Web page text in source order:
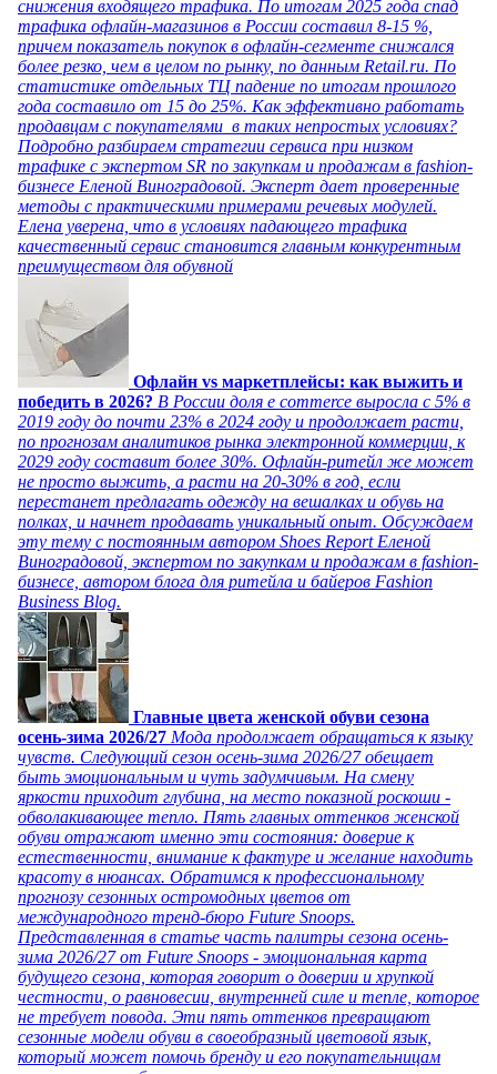
снижения входящего трафика. По итогам 2025 года спад
трафика офлайн-магазинов в России составил 8-15 %,
причем показатель покупок в офлайн-сегменте снижался
более резко, чем в целом по рынку, по данным Retail.ru. По
статистике отдельных ТЦ падение по итогам прошлого
года составило от 15 до 25%. Как эффективно работать
продавцам с покупателями в таких непростых условиях?
Подробно разбираем стратегии сервиса при низком
трафике с экспертом SR по закупкам и продажам в fashion-
бизнесе Еленой Виноградовой. Эксперт дает проверенные
методы с практическими примерами речевых модулей.
Елена уверена, что в условиях падающего трафика
качественный сервис становится главным конкурентным
преимуществом для обувной
Офлайн vs маркетплейсы: как выжить и
победить в 2026? В России доля e commerce выросла с 5% в
2019 году до почти 23% в 2024 году и продолжает расти,
по прогнозам аналитиков рынка электронной коммерции, к
2029 году составит более 30%. Офлайн-ритейл же может
не просто выжить, а расти на 20-30% в год, если
перестанет предлагать одежду на вешалках и обувь на
полках, и начнет продавать уникальный опыт. Обсуждаем
эту тему с постоянным автором Shoes Report Еленой
Виноградовой, экспертом по закупкам и продажам в fashion-
бизнесе, автором блога для ритейла и байеров Fashion
Business Blog.
Главные цвета женской обуви сезона
осень-зима 2026/27 Мода продолжает обращаться к языку
чувств. Следующий сезон осень-зима 2026/27 обещает
быть эмоциональным и чуть задумчивым. На смену
яркости приходит глубина, на место показной роскоши -
обволакивающее тепло. Пять главных оттенков женской
обуви отражают именно эти состояния: доверие к
естественности, внимание к фактуре и желание находить
красоту в нюансах. Обратимся к профессиональному
прогнозу сезонных остромодных цветов от
международного тренд-бюро Future Snoops.
Представленная в статье часть палитры сезона осень-
зима 2026/27 от Future Snoops - эмоциональная карта
будущего сезона, которая говорит о доверии и хрупкой
честности, о равновесии, внутренней силе и тепле, которое
не требует повода. Эти пять оттенков превращают
сезонные модели обуви в своеобразный цветовой язык,
который может помочь бренду и его покупательницам